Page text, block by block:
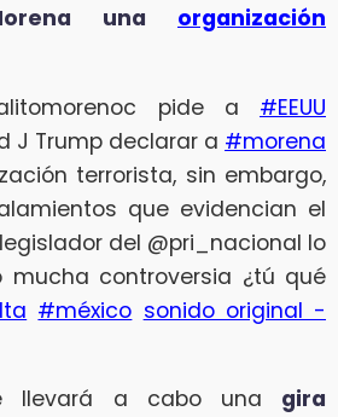
una organización
pide a #EEUU
J Trump declarar a #morena
terrorista, sin embargo,
que evidencian el
del @pri_nacional lo
mucha controversia ¿tú qué
#méxico sonido original -
llevará a cabo una gira